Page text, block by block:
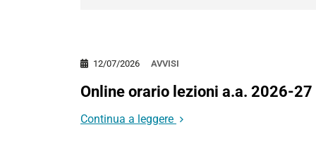
AVVISI
12/07/2026
Online orario lezioni a.a. 2026-27
Continua a leggere